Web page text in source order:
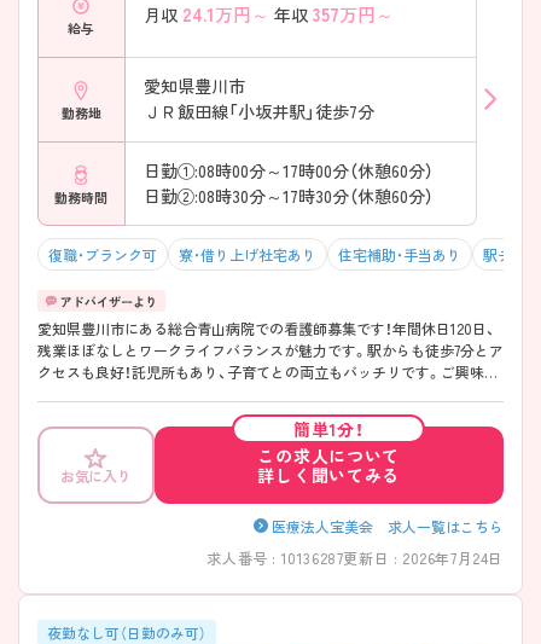
給与
月収 24.1万円～ 年収 357万円～
勤務地
愛知県豊川市
ＪＲ飯田線「小坂井駅」徒歩7分
勤務時間
日勤①:08時00分～17時00分（休憩60分）
日勤②:08時30分～17時30分（休憩60分）
復職・ブランク可 寮・借り上げ社宅あり 住宅補助・手当あり 駅チカ（
愛知県豊川市にある総合青山病院での看護師募集です！年間休日120日、
残業ほぼなしとワークライフバランスが魅力です。駅からも徒歩7分とア
クセスも良好！託児所もあり、子育てとの両立もバッチリです。ご興味が
お気に入り
簡単1分！
この求人について
詳しく聞いてみる
医療法人宝美会 求人一覧はこちら
求人番号 : 10136287更新日 : 2026年7月24日
夜勤なし可（日勤のみ可）